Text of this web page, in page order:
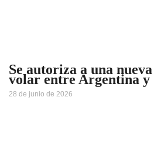
Se autoriza a una
volar entre Argentina y
28 de junio de 2026